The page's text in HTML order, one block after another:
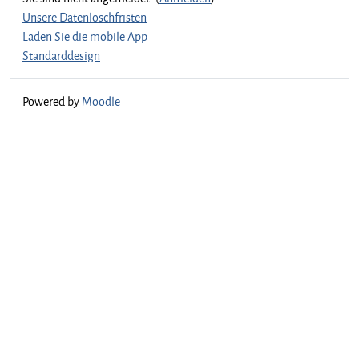
Unsere Datenlöschfristen
Laden Sie die mobile App
Standarddesign
Powered byMoodle